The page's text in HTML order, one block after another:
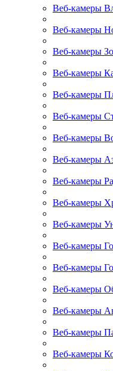
Веб-камеры
Веб-камеры
Веб-камеры
Веб-камеры
Веб-камеры
Веб-камеры
Веб-камеры
Веб-камеры
Веб-камеры
Веб-камеры
Веб-камеры
Веб-камеры
Веб-камеры
Веб-камеры
Веб-камеры
Веб-камеры
Веб-камеры